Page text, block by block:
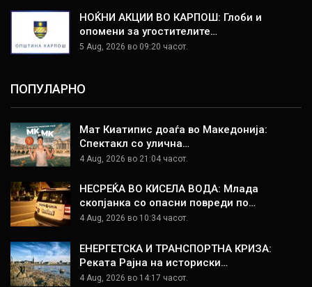
НОЌНИ АКЦИИ ВО КАРПОШ: Глоби и
опомени за угостителите…
5 Aug, 2026 во 09:20 часот.
ПОПУЛАРНО
Мат Киатипис доаѓа во Македонија:
Спектакл со улична…
4 Aug, 2026 во 21:04 часот.
НЕСРЕЌА ВО КИСЕЛА ВОДА: Млада
скопјанка со опасни повреди по…
4 Aug, 2026 во 10:34 часот.
ЕНЕРГЕТСКА И ТРАНСПОРТНА КРИЗА:
Реката Рајна на историски…
4 Aug, 2026 во 14:17 часот.